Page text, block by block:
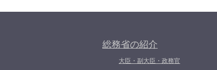
総務省の紹介
大臣・副大臣・政務官